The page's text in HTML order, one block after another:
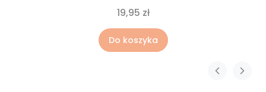
19,95 zł
Do koszyka